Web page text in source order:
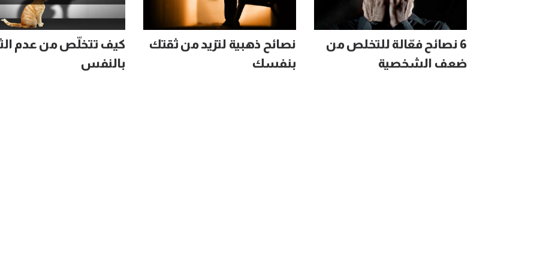
6 نصائح فعّالة للتخلص من
ضعف الشخصية
نصائح ذهبية لتزيد من ثقتك
بنفسك
كيف تتخلّص من عدم
بالنفس